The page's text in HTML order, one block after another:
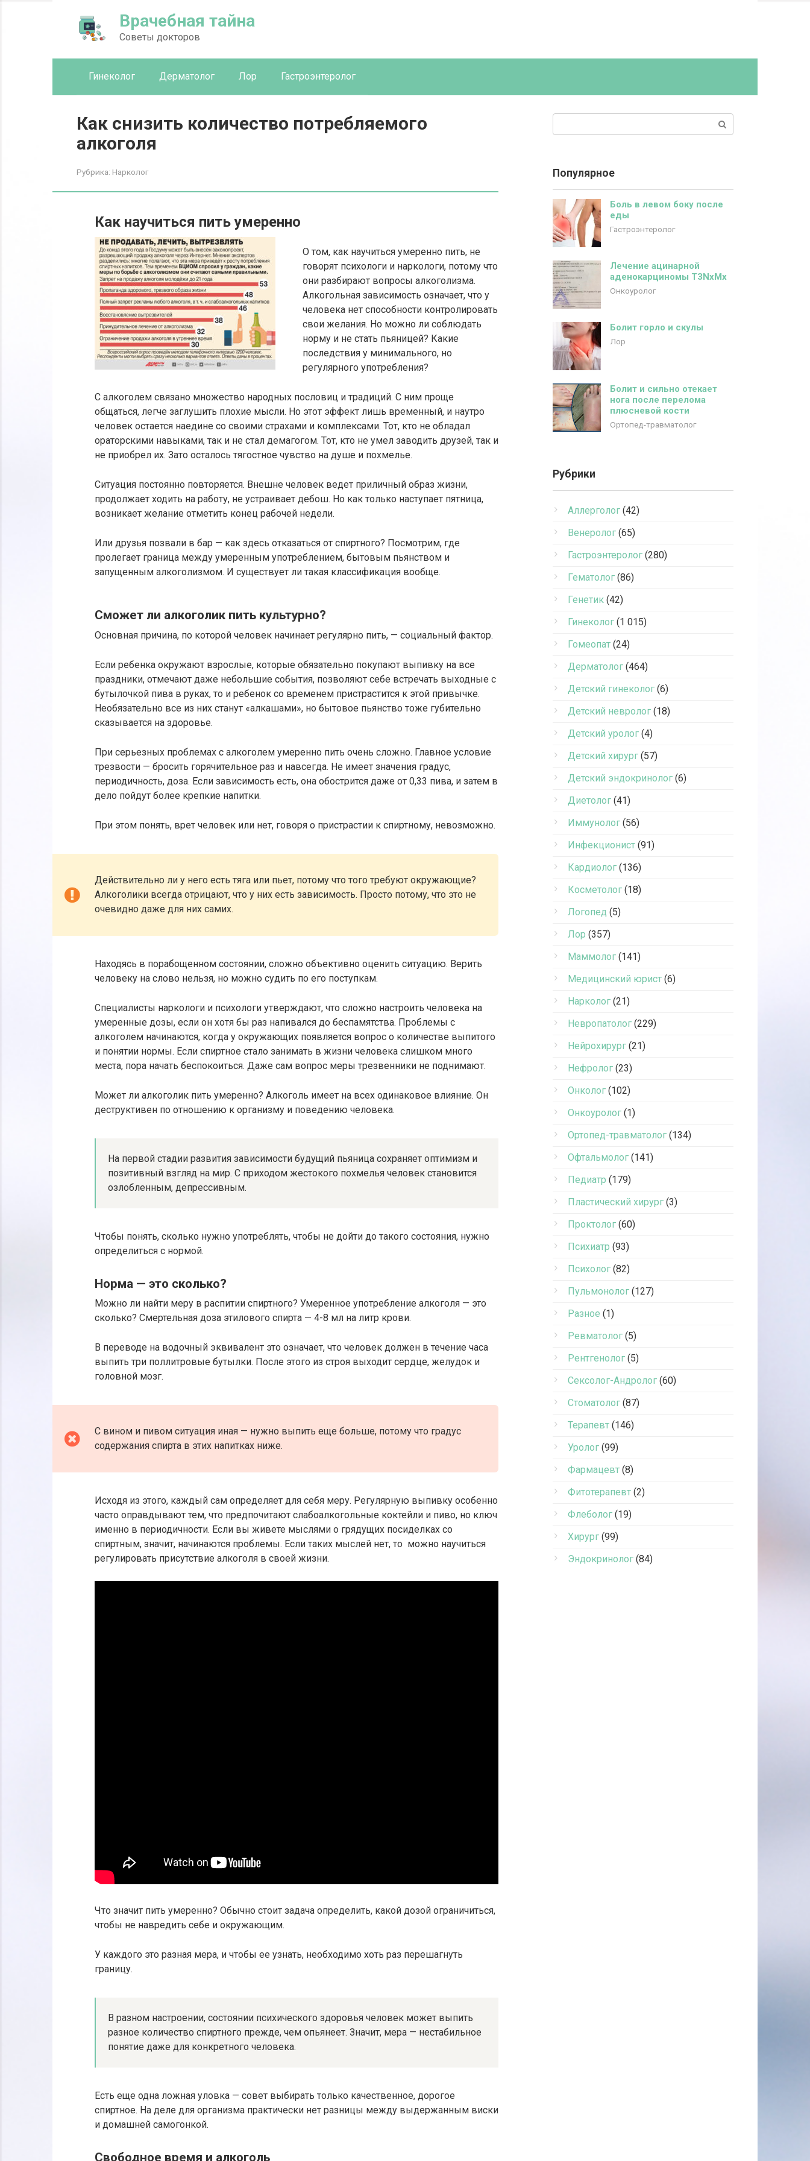
Врачебная тайна
Советы докторов
Гинеколог Дерматолог Лор Гастроэнтеролог
Как снизить количество потребляемого
алкоголя
Рубрика: Нарколог
Как научиться пить умеренно
О том, как научиться умеренно пить, не
говорят психологи и наркологи, потому что
они разбирают вопросы алкоголизма.
Алкогольная зависимость означает, что у
человека нет способности контролировать
свои желания. Но можно ли соблюдать
норму и не стать пьяницей? Какие
последствия у минимального, но
регулярного употребления?
С алкоголем связано множество народных пословиц и традиций. С ним проще
общаться, легче заглушить плохие мысли. Но этот эффект лишь временный, и наутро
человек остается наедине со своими страхами и комплексами. Тот, кто не обладал
ораторскими навыками, так и не стал демагогом. Тот, кто не умел заводить друзей, так и
не приобрел их. Зато осталось тягостное чувство на душе и похмелье.
Ситуация постоянно повторяется. Внешне человек ведет приличный образ жизни,
продолжает ходить на работу, не устраивает дебош. Но как только наступает пятница,
возникает желание отметить конец рабочей недели.
Или друзья позвали в бар — как здесь отказаться от спиртного? Посмотрим, где
пролегает граница между умеренным употреблением, бытовым пьянством и
запущенным алкоголизмом. И существует ли такая классификация вообще.
Сможет ли алкоголик пить культурно?
Основная причина, по которой человек начинает регулярно пить, — социальный фактор.
Если ребенка окружают взрослые, которые обязательно покупают выпивку на все
праздники, отмечают даже небольшие события, позволяют себе встречать выходные с
бутылочкой пива в руках, то и ребенок со временем пристрастится к этой привычке.
Необязательно все из них станут «алкашами», но бытовое пьянство тоже губительно
сказывается на здоровье.
При серьезных проблемах с алкоголем умеренно пить очень сложно. Главное условие
трезвости — бросить горячительное раз и навсегда. Не имеет значения градус,
периодичность, доза. Если зависимость есть, она обострится даже от 0,33 пива, и затем в
дело пойдут более крепкие напитки.
При этом понять, врет человек или нет, говоря о пристрастии к спиртному, невозможно.
Действительно ли у него есть тяга или пьет, потому что того требуют окружающие?
Алкоголики всегда отрицают, что у них есть зависимость. Просто потому, что это не
очевидно даже для них самих.
Находясь в порабощенном состоянии, сложно объективно оценить ситуацию. Верить
человеку на слово нельзя, но можно судить по его поступкам.
Специалисты наркологи и психологи утверждают, что сложно настроить человека на
умеренные дозы, если он хотя бы раз напивался до беспамятства. Проблемы с
алкоголем начинаются, когда у окружающих появляется вопрос о количестве выпитого
и понятии нормы. Если спиртное стало занимать в жизни человека слишком много
места, пора начать беспокоиться. Даже сам вопрос меры трезвенники не поднимают.
Может ли алкоголик пить умеренно? Алкоголь имеет на всех одинаковое влияние. Он
деструктивен по отношению к организму и поведению человека.
На первой стадии развития зависимости будущий пьяница сохраняет оптимизм и
позитивный взгляд на мир. С приходом жестокого похмелья человек становится
озлобленным, депрессивным.
Чтобы понять, сколько нужно употреблять, чтобы не дойти до такого состояния, нужно
определиться с нормой.
Норма — это сколько?
Можно ли найти меру в распитии спиртного? Умеренное употребление алкоголя — это
сколько? Смертельная доза этилового спирта — 4-8 мл на литр крови.
В переводе на водочный эквивалент это означает, что человек должен в течение часа
выпить три поллитровые бутылки. После этого из строя выходит сердце, желудок и
головной мозг.
С вином и пивом ситуация иная — нужно выпить еще больше, потому что градус
содержания спирта в этих напитках ниже.
Исходя из этого, каждый сам определяет для себя меру. Регулярную выпивку особенно
часто оправдывают тем, что предпочитают слабоалкогольные коктейли и пиво, но ключ
именно в периодичности. Если вы живете мыслями о грядущих посиделках со
спиртным, значит, начинаются проблемы. Если таких мыслей нет, то можно научиться
регулировать присутствие алкоголя в своей жизни.
Что значит пить умеренно? Обычно стоит задача определить, какой дозой ограничиться,
чтобы не навредить себе и окружающим.
У каждого это разная мера, и чтобы ее узнать, необходимо хоть раз перешагнуть
границу.
В разном настроении, состоянии психического здоровья человек может выпить
разное количество спиртного прежде, чем опьянеет. Значит, мера — нестабильное
понятие даже для конкретного человека.
Есть еще одна ложная уловка — совет выбирать только качественное, дорогое
спиртное. На деле для организма практически нет разницы между выдержанным виски
и домашней самогонкой.
Свободное время и алкоголь
Популярное
Боль в левом боку после
еды
Гастроэнтеролог
Лечение ацинарной
аденокарциномы Т3NxMx
Онкоуролог
Болит горло и скулы
Лор
Болит и сильно отекает
нога после перелома
плюсневой кости
Ортопед-травматолог
Рубрики
Аллерголог (42)
Венеролог (65)
Гастроэнтеролог (280)
Гематолог (86)
Генетик (42)
Гинеколог (1 015)
Гомеопат (24)
Дерматолог (464)
Детский гинеколог (6)
Детский невролог (18)
Детский уролог (4)
Детский хирург (57)
Детский эндокринолог (6)
Диетолог (41)
Иммунолог (56)
Инфекционист (91)
Кардиолог (136)
Косметолог (18)
Логопед (5)
Лор (357)
Маммолог (141)
Медицинский юрист (6)
Нарколог (21)
Невропатолог (229)
Нейрохирург (21)
Нефролог (23)
Онколог (102)
Онкоуролог (1)
Ортопед-травматолог (134)
Офтальмолог (141)
Педиатр (179)
Пластический хирург (3)
Проктолог (60)
Психиатр (93)
Психолог (82)
Пульмонолог (127)
Разное (1)
Ревматолог (5)
Рентгенолог (5)
Сексолог-Андролог (60)
Стоматолог (87)
Терапевт (146)
Уролог (99)
Фармацевт (8)
Фитотерапевт (2)
Флеболог (19)
Хирург (99)
Эндокринолог (84)